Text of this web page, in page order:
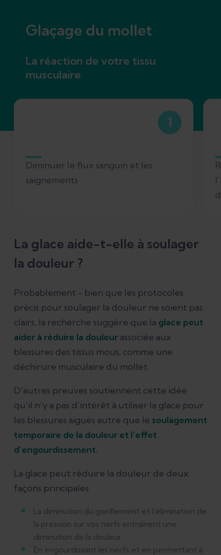
Glaçage du mollet
La réaction de votre tissu
musculaire
1
Diminuer le flux sanguin et les
saignements
La glace aide-t-elle à soulager
la douleur ?
Probablement - bien que les protocoles
précis pour soulager la douleur ne soient pas
clairs, la recherche suggère que la glace peut
aider à réduire la douleur associée aux
blessures des tissus mous, comme une
déchirure musculaire du mollet.
D'autres preuves soutiennent cette idée
qu’il n’y a pas d’intérêt à utiliser la glace pour
les blessures aiguës autre que le soulagement
temporaire de la douleur et l’effet
d’engourdissement.
La glace peut réduire la douleur de deux
façons principales.
La diminution du gonflement et l’élimination de
la pression sur vos nerfs entraînent une
diminution de la douleur.
En engourdissant les nerfs et en permettant à